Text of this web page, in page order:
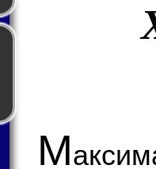
М